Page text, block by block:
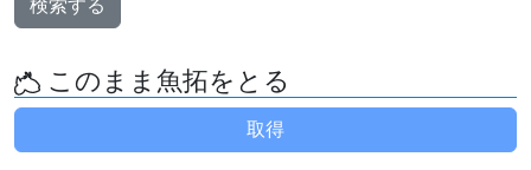
検索する
このまま魚拓をとる